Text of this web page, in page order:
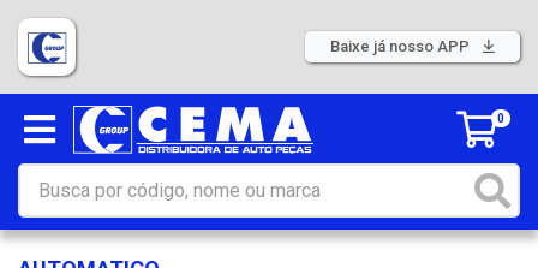
Baixe já nosso APP
0